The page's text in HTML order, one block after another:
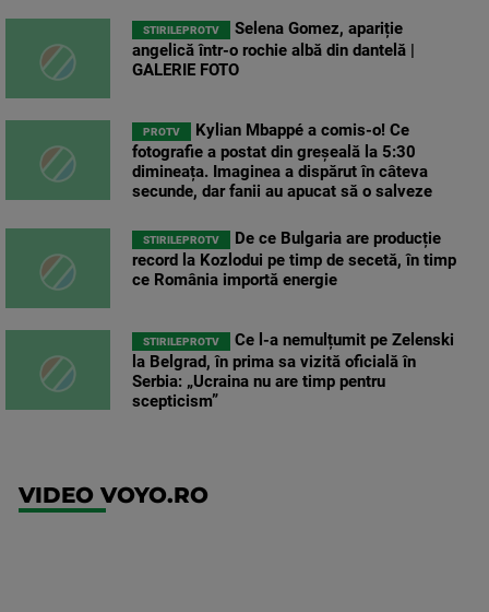
STIRILEPROTV
Selena Gomez, apariție
angelică într-o rochie albă din dantelă |
GALERIE FOTO
PROTV
Kylian Mbappé a comis-o! Ce
fotografie a postat din greșeală la 5:30
dimineața. Imaginea a dispărut în câteva
secunde, dar fanii au apucat să o salveze
STIRILEPROTV
De ce Bulgaria are producție
record la Kozlodui pe timp de secetă, în timp
ce România importă energie
STIRILEPROTV
Ce l-a nemulțumit pe Zelenski
la Belgrad, în prima sa vizită oficială în
Serbia: „Ucraina nu are timp pentru
scepticism”
VIDEO VOYO.RO